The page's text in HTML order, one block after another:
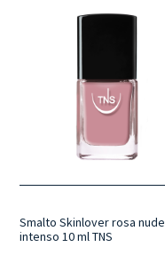
Smalto Skinlover rosa nude
intenso 10 ml TNS